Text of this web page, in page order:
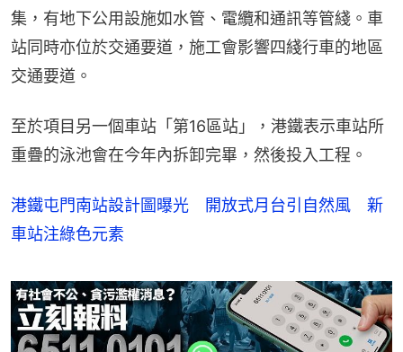
集，有地下公用設施如水管、電纜和通訊等管綫。車
站同時亦位於交通要道，施工會影響四綫行車的地區
交通要道。
至於項目另一個車站「第16區站」，港鐵表示車站所
重疊的泳池會在今年內拆卸完畢，然後投入工程。
港鐵屯門南站設計圖曝光 開放式月台引自然風 新
車站注綠色元素